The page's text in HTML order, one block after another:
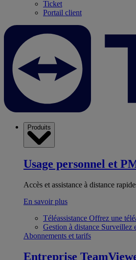
Ticket
Portail client
Produits
Usage personnel et
Accès et assistance à distance
En savoir plus
Téléassistance Offrez une
Gestion à distance Surveillez
Abonnements et tarifs
Entreprise